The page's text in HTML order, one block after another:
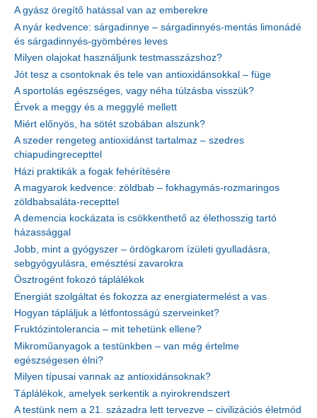
A gyász öregítő hatással van az emberekre
A nyár kedvence: sárgadinnye – sárgadinnyés-mentás limonádé
és sárgadinnyés-gyömbéres leves
Milyen olajokat használjunk testmasszázshoz?
Jót tesz a csontoknak és tele van antioxidánsokkal – füge
A sportolás egészséges, vagy néha túlzásba visszük?
Érvek a meggy és a meggylé mellett
Miért előnyös, ha sötét szobában alszunk?
A szeder rengeteg antioxidánst tartalmaz – szedres
chiapudingrecepttel
Házi praktikák a fogak fehérítésére
A magyarok kedvence: zöldbab – fokhagymás-rozmaringos
zöldbabsaláta-recepttel
A demencia kockázata is csökkenthető az élethosszig tartó
házassággal
Jobb, mint a gyógyszer – ördögkarom ízületi gyulladásra,
sebgyógyulásra, emésztési zavarokra
Ösztrogént fokozó táplálékok
Energiát szolgáltat és fokozza az energiatermelést a vas
Hogyan tápláljuk a létfontosságú szerveinket?
Fruktózintolerancia – mit tehetünk ellene?
Mikroműanyagok a testünkben – van még értelme
egészségesen élni?
Milyen típusai vannak az antioxidánsoknak?
Táplálékok, amelyek serkentik a nyirokrendszert
A testünk nem a 21. századra lett tervezve – civilizációs életmód